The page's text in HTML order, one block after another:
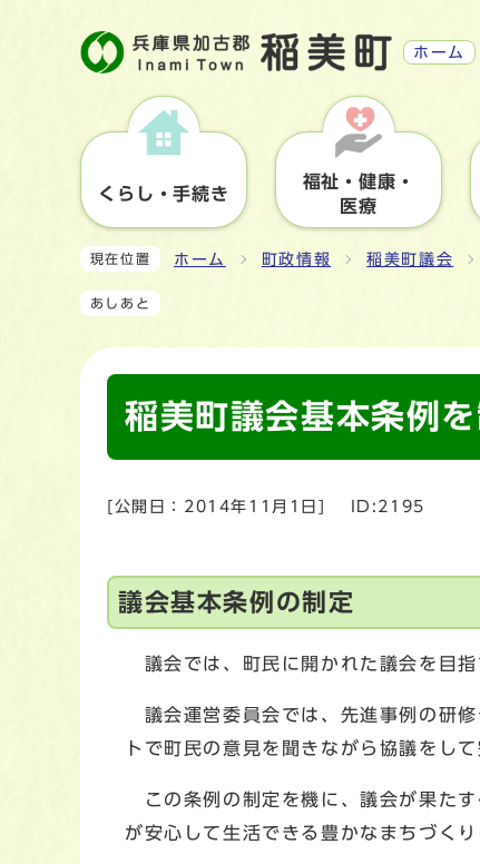
ホーム
くらし・手続き
福祉・健康・
医療
現在位置 ホーム 町政情報 稲美町議会
あしあと
稲美町議会基本条例
[公開日： 2014年11月1日 ID:2195
議会基本条例の制定
議会では、町民に開かれた議会を目指
議会運営委員会では、先進事例の研
トで町民の意見を聞きながら協議をし
この条例の制定を機に、議会が果た
が安心して生活できる豊かなまちづく